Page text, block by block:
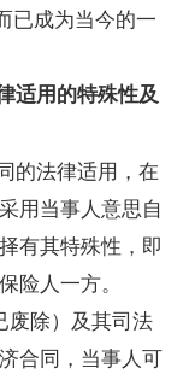
已成为当今的一
适用的特殊性及
法律适用，在
用当事人意思自
有其特殊性，即
险人一方。
废除）及其司法
合同，当事人可